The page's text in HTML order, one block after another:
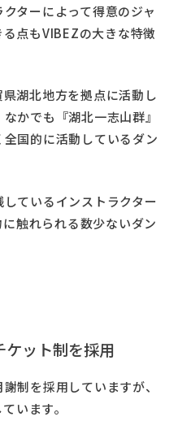
ターによって得意のジャ
点もVIBEZの大きな特徴
湖北地方を拠点に活動し
かでも『湖北一志山群』
国的に活動しているダン
ているインストラクター
触れられる数少ないダン
ット制を採用
制を採用していますが、
います。